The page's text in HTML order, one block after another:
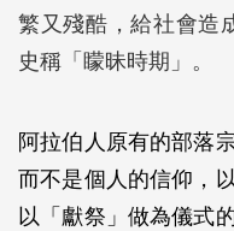
繁又殘酷，給社會造
史稱「矇昧時期」。
阿拉伯人原有的部落
而不是個人的信仰，
以「獻祭」做為儀式